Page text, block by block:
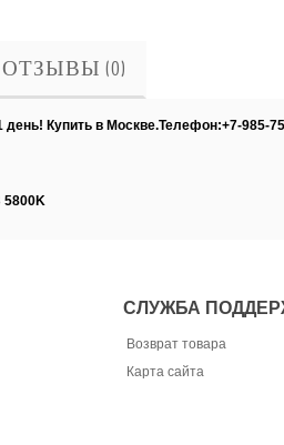
ОТЗЫВЫ (0)
день! Купить в Москве.Телефон:+7-985-
5800K
СЛУЖБА
Возврат товара
Карта сайта